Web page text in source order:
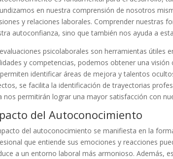
en nuestra comprensión de nosotros
y relaciones laborales. Comprender nuestras
autoconfianza, sino que también nos ayuda a
psicolaborales son herramientas útiles
y competencias, podemos obtener una
identificar áreas de mejora y talentos
se facilita la identificación de trayectorias
nos permitirán lograr una mayor satisfacción con
del Autoconocimiento
del autoconocimiento se manifiesta en la
que entiende sus emociones y reacciones
a un entorno laboral más armonioso. Además,